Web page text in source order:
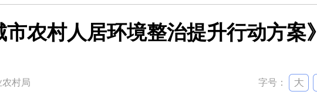
农村人居环境整治提升行动方案》
村局 字号：